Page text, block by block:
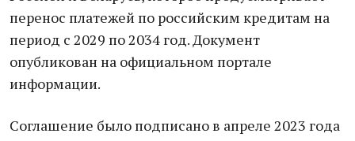
перенос платежей по российским кредитам на
период с 2029 по 2034 год. Документ
опубликован на официальном портале
информации.
Соглашение было подписано в апреле 2023 года